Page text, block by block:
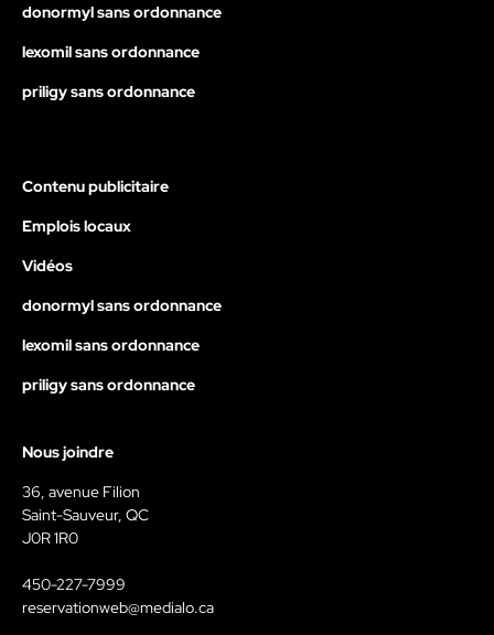
donormyl sans ordonnance
lexomil sans ordonnance
priligy sans ordonnance
Contenu publicitaire
Emplois locaux
Vidéos
donormyl sans ordonnance
lexomil sans ordonnance
priligy sans ordonnance
Nous joindre
36, avenue Filion
Saint-Sauveur, QC
J0R 1R0
450-227-7999
reservationweb@medialo.ca